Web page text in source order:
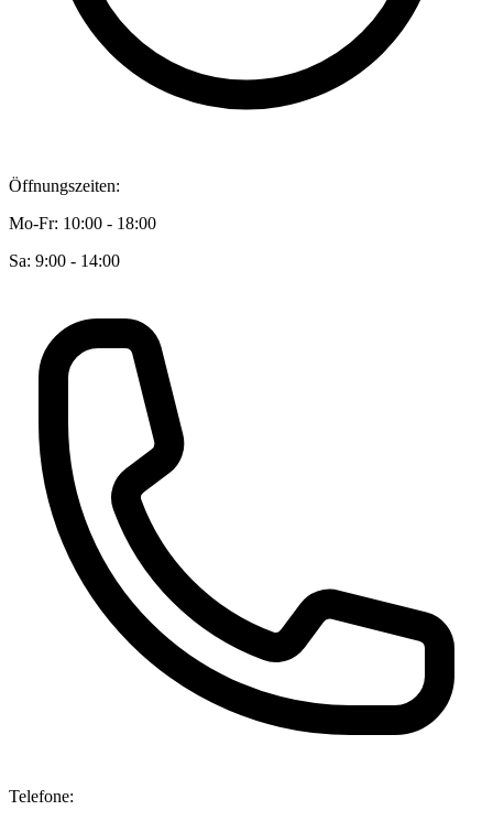
Öffnungszeiten:
Mo-Fr: 10:00 - 18:00
Sa: 9:00 - 14:00
Telefone: